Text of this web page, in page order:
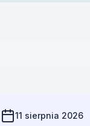
11 sierpnia 2026